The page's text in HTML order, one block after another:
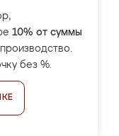
10% от суммы
без %.